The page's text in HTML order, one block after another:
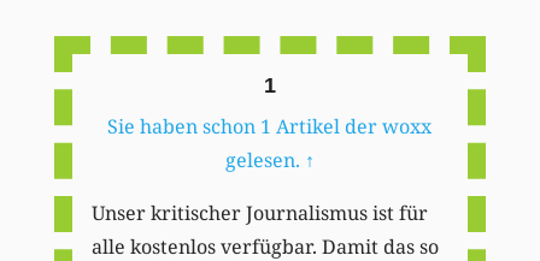
1
Sie haben schon 1 Artikel der woxx
gelesen. ↑
Unser kritischer Journalismus ist für
alle kostenlos verfügbar. Damit das so